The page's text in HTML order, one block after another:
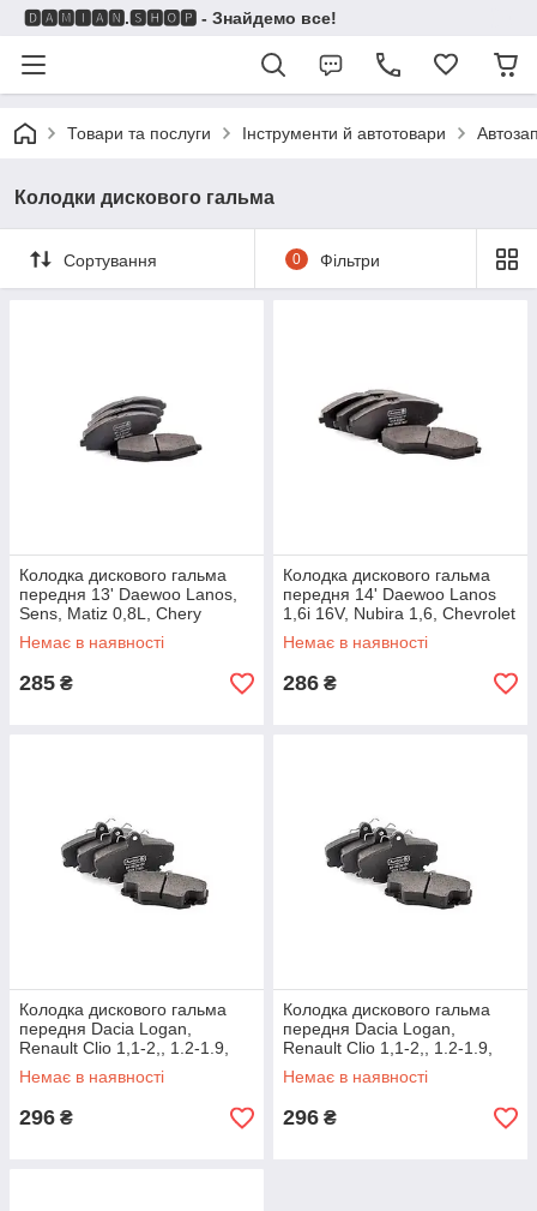
🅳🅰🅼🅸🅰🅽.🆂🅷🅾🅿 - Знайдемо все!
Товари та послуги Інструменти й автотовари
Колодки дискового гальма
Сортування 0 Фільтри
Колодка дискового гальма
передня 13' Daewoo Lanos,
Sens, Matiz 0,8L, Chery
CHERY QQ (S11) 0,8L
AURORA
Немає в наявності
285 ₴
Колодка дискового гальма
передня 14' Daewoo Lanos
1,6i 16V, Nubira 1,6, Chevrolet
Lacetti1,6 16V AURORA
Немає в наявності
286 ₴
Колодка дискового гальма
передня Dacia Logan,
Renault Clio 1,1-2,, 1.2-1.9,
Megane 1,1-2,0 AURORA
Немає в наявності
296 ₴
Колодка дискового гальма
передня Dacia Logan,
Renault Clio 1,1-2,, 1.2-1.9,
Megane 1,1-2,0 AURORA
Немає в наявності
296 ₴